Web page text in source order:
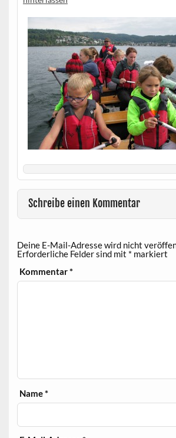
Schreibe einen Kommentar
Deine E-Mail-Adresse wird nicht
Erforderliche Felder sind mit * markiert
Kommentar*
Name*